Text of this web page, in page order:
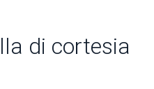
di cortesia